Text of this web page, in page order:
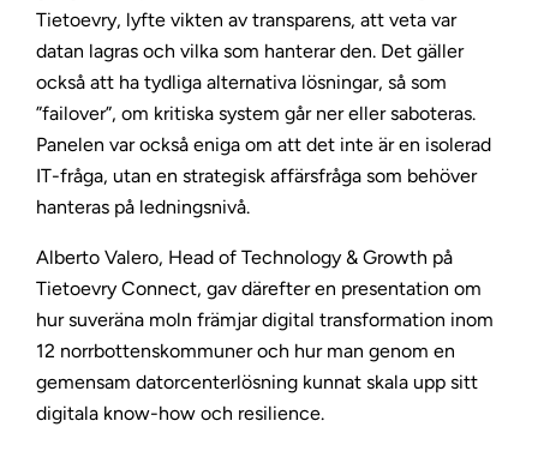
Tietoevry, lyfte vikten av transparens, att veta var
datan lagras och vilka som hanterar den. Det gäller
också att ha tydliga alternativa lösningar, så som
”failover”, om kritiska system går ner eller saboteras.
Panelen var också eniga om att det inte är en isolerad
IT-fråga, utan en strategisk affärsfråga som behöver
hanteras på ledningsnivå.
Alberto Valero, Head of Technology & Growth på
Tietoevry Connect, gav därefter en presentation om
hur suveräna moln främjar digital transformation inom
12 norrbottenskommuner och hur man genom en
gemensam datorcenterlösning kunnat skala upp sitt
digitala know-how och resilience.